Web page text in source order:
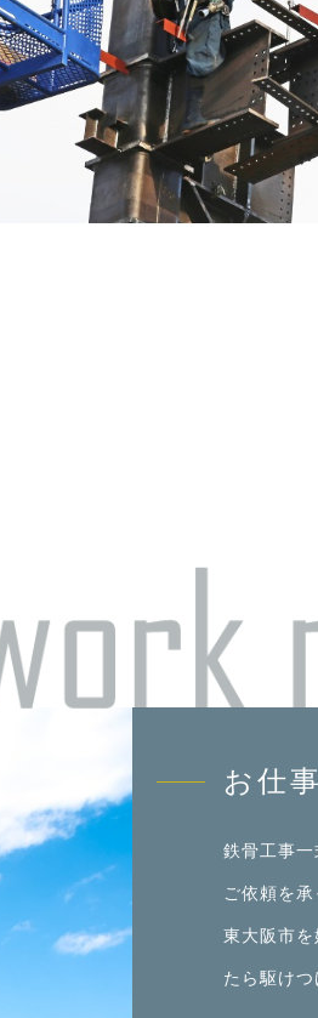
お仕
鉄骨工事
ご依頼を承
東大阪市
たら駆けつ